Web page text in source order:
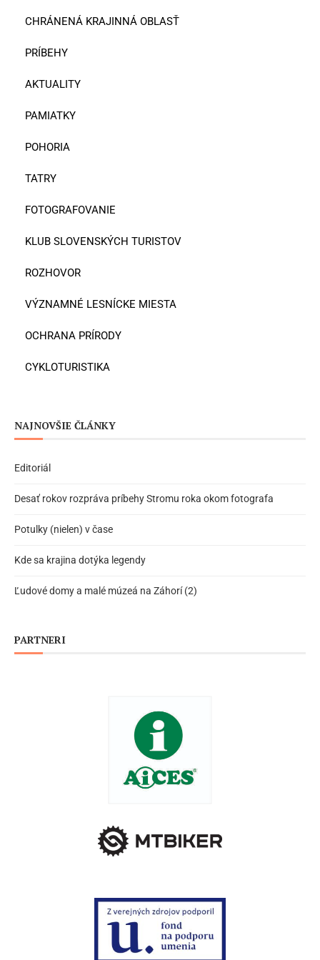
CHRÁNENÁ KRAJINNÁ OBLASŤ
PRÍBEHY
AKTUALITY
PAMIATKY
POHORIA
TATRY
FOTOGRAFOVANIE
KLUB SLOVENSKÝCH TURISTOV
ROZHOVOR
VÝZNAMNÉ LESNÍCKE MIESTA
OCHRANA PRÍRODY
CYKLOTURISTIKA
NAJNOVŠIE ČLÁNKY
Editoriál
Desať rokov rozpráva príbehy Stromu roka okom fotografa
Potulky (nielen) v čase
Kde sa krajina dotýka legendy
Ľudové domy a malé múzeá na Záhorí (2)
PARTNERI